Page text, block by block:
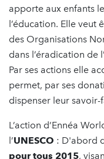
apporte aux enfants
l’éducation. Elle veut
des Organisations
dans l’éradication de
Par ses actions elle
permet, par ses
dispenser leur
L’action d’Ennéa
l’UNESCO : D'abord
pour tous 2015,